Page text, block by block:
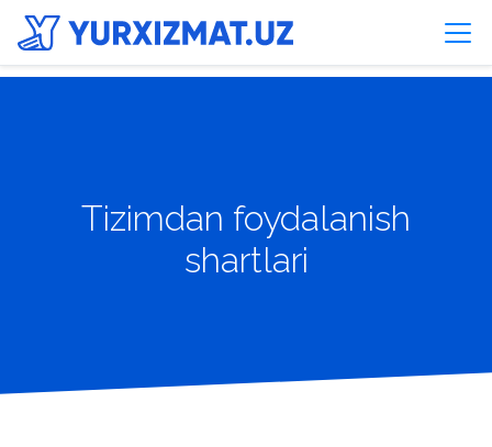
Tizimdan foydalanish
shartlari